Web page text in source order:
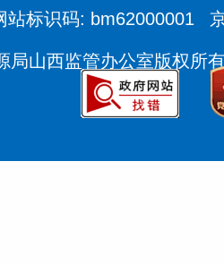
站标识码: bm62000001
局山西监管办公室版权所